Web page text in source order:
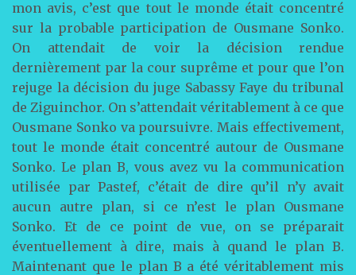
mon avis, c’est que tout le monde était concentré
sur la probable participation de Ousmane Sonko.
On attendait de voir la décision rendue
dernièrement par la cour suprême et pour que l’on
rejuge la décision du juge Sabassy Faye du tribunal
de Ziguinchor. On s’attendait véritablement à ce que
Ousmane Sonko va poursuivre. Mais effectivement,
tout le monde était concentré autour de Ousmane
Sonko. Le plan B, vous avez vu la communication
utilisée par Pastef, c’était de dire qu’il n’y avait
aucun autre plan, si ce n’est le plan Ousmane
Sonko. Et de ce point de vue, on se préparait
éventuellement à dire, mais à quand le plan B.
Maintenant que le plan B a été véritablement mis